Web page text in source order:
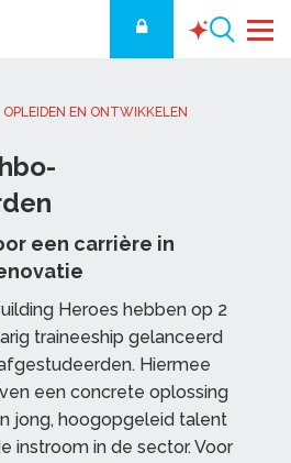
OPLEIDEN EN ONTWIKKELEN
een carrière in
Heroes hebben op 2
traineeship gelanceerd
Hiermee
een concrete oplossing
jong, hoogopgeleid talent
instroom in de sector. Voor